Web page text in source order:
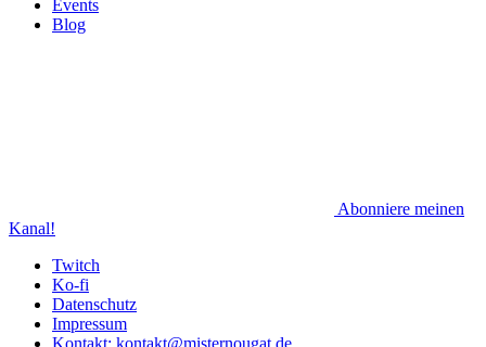
Events
Blog
Abonniere meinen
Kanal!
Twitch
Ko-fi
Datenschutz
Impressum